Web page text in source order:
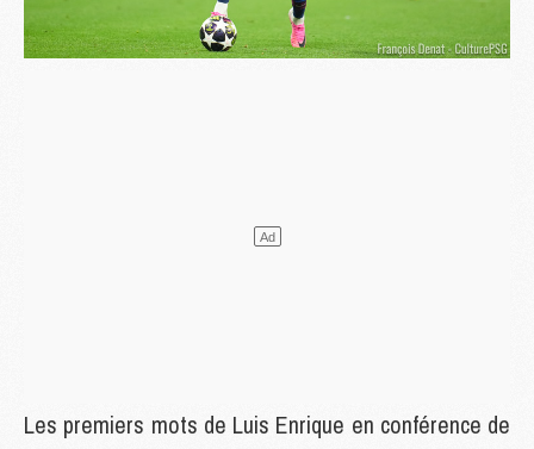
Les premiers mots de Luis Enrique en conférence de